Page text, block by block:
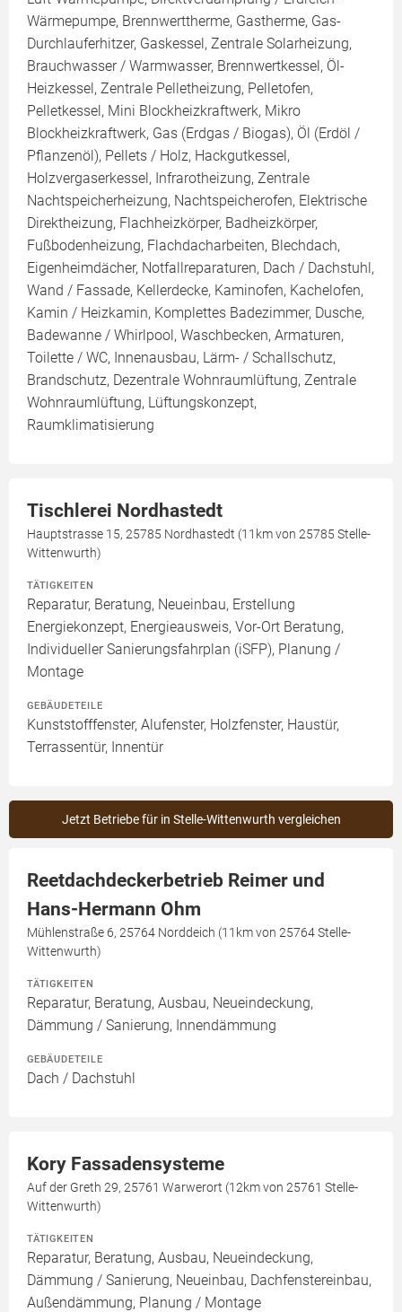
Wärmepumpe, Brennwerttherme, Gastherme, Gas-
Durchlauferhitzer, Gaskessel, Zentrale Solarheizung,
Brauchwasser / Warmwasser, Brennwertkessel, Öl-
Heizkessel, Zentrale Pelletheizung, Pelletofen,
Pelletkessel, Mini Blockheizkraftwerk, Mikro
Blockheizkraftwerk, Gas (Erdgas / Biogas), Öl (Erdöl /
Pflanzenöl), Pellets / Holz, Hackgutkessel,
Holzvergaserkessel, Infrarotheizung, Zentrale
Nachtspeicherheizung, Nachtspeicherofen, Elektrische
Direktheizung, Flachheizkörper, Badheizkörper,
Fußbodenheizung, Flachdacharbeiten, Blechdach,
Eigenheimdächer, Notfallreparaturen, Dach / Dachstuhl,
Wand / Fassade, Kellerdecke, Kaminofen, Kachelofen,
Kamin / Heizkamin, Komplettes Badezimmer, Dusche,
Badewanne / Whirlpool, Waschbecken, Armaturen,
Toilette / WC, Innenausbau, Lärm- / Schallschutz,
Brandschutz, Dezentrale Wohnraumlüftung, Zentrale
Wohnraumlüftung, Lüftungskonzept,
Raumklimatisierung
Tischlerei Nordhastedt
Hauptstrasse 15, 25785 Nordhastedt (11km von 25785 Stelle-
Wittenwurth)
TÄTIGKEITEN
Reparatur, Beratung, Neueinbau, Erstellung
Energiekonzept, Energieausweis, Vor-Ort Beratung,
Individueller Sanierungsfahrplan (iSFP), Planung /
Montage
GEBÄUDETEILE
Kunststofffenster, Alufenster, Holzfenster, Haustür,
Terrassentür, Innentür
Jetzt Betriebe für in Stelle-Wittenwurth vergleichen
Reetdachdeckerbetrieb Reimer und
Hans-Hermann Ohm
Mühlenstraße 6, 25764 Norddeich (11km von 25764 Stelle-
Wittenwurth)
TÄTIGKEITEN
Reparatur, Beratung, Ausbau, Neueindeckung,
Dämmung / Sanierung, Innendämmung
GEBÄUDETEILE
Dach / Dachstuhl
Kory Fassadensysteme
Auf der Greth 29, 25761 Warwerort (12km von 25761 Stelle-
Wittenwurth)
TÄTIGKEITEN
Reparatur, Beratung, Ausbau, Neueindeckung,
Dämmung / Sanierung, Neueinbau, Dachfenstereinbau,
Außendämmung, Planung / Montage